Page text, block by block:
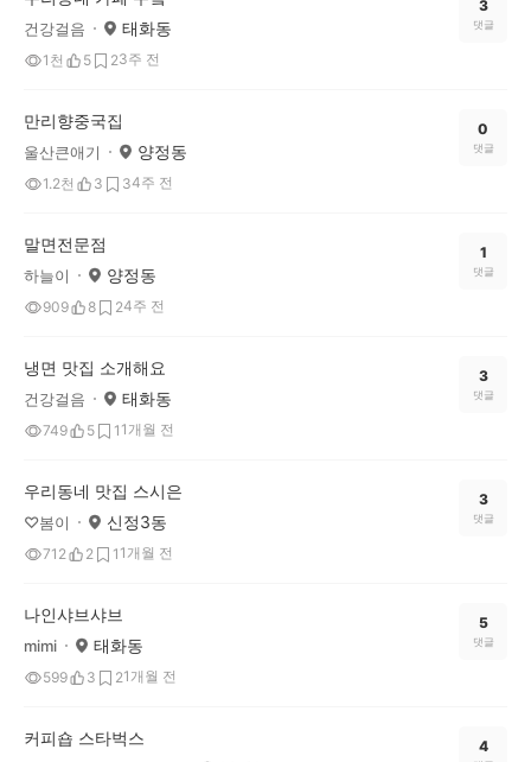
건강걸음 태화동
1천 5 23주 전
3
댓글
만리향중국집
울산큰애기 양정동
1.2천 3 34주 전
0
댓글
말면전문점
하늘이 양정동
909 8 24주 전
1
댓글
냉면 맛집 소개해요
건강걸음 태화동
749 5 1 1개월 전
3
댓글
우리동네 맛집 스시은
♡봄이 신정3동
712 2 1 1개월 전
3
댓글
나인샤브샤브
mimi 태화동
599 3 21개월 전
5
댓글
커피숍 스타벅스 4